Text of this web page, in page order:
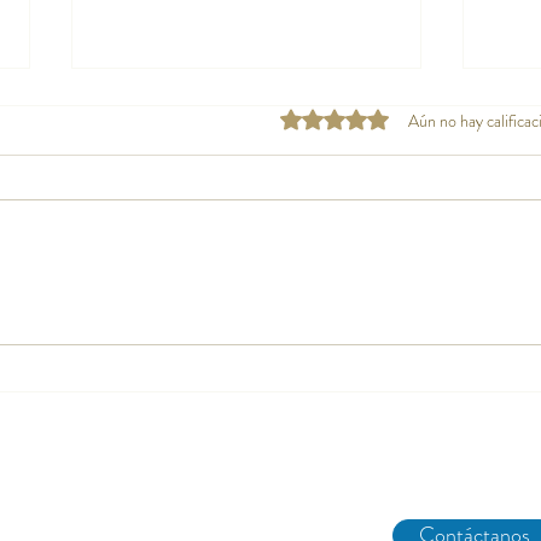
Obtuvo 0 de 5 estrellas.
Aún no hay